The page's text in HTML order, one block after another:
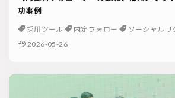
功事例
採用ツール 内定フォロー
ソーシャルリ
2026-05-26